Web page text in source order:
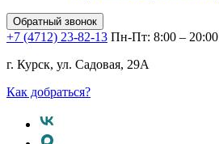
Обратный звонок
+7 (4712) 23-82-13 Пн-Пт: 8:00 – 20:00
г. Курск, ул. Садовая, 29А
Как добраться?